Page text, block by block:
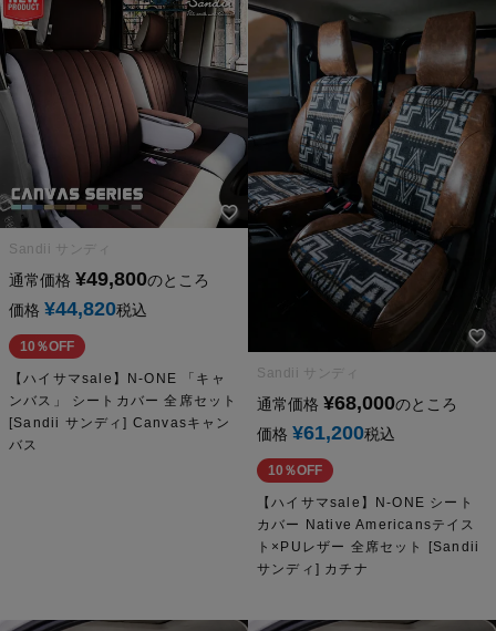
Sandii サンディ
通常価格 ¥49,800のところ
価格 ¥44,820税込
10％OFF
【ハイサマsale】N-ONE 「キャ
ンバス」 シートカバー 全席セット
[Sandii サンディ] Canvasキャン
バス
Sandii サンディ
通常価格 ¥68,000のところ
価格 ¥61,200税込
10％OFF
【ハイサマsale】N-ONE シート
カバー Native Americansテイス
ト×PUレザー 全席セット [Sandii
サンディ] カチナ